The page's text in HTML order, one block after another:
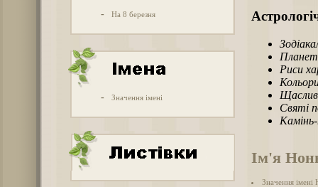
- На 8 березня
- Значення імені
Риси
Святі
Ім'я
Значення імені